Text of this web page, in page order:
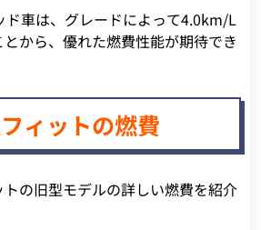
ド車は、グレードによって4.0km/L
から、優れた燃費性能が期待でき
ィットの燃費
の旧型モデルの詳しい燃費を紹介